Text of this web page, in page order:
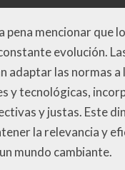
pena mencionar que
evolución.
adaptar las normas a
y tecnológicas,
y justas. Este
la relevancia y
mundo cambiante.